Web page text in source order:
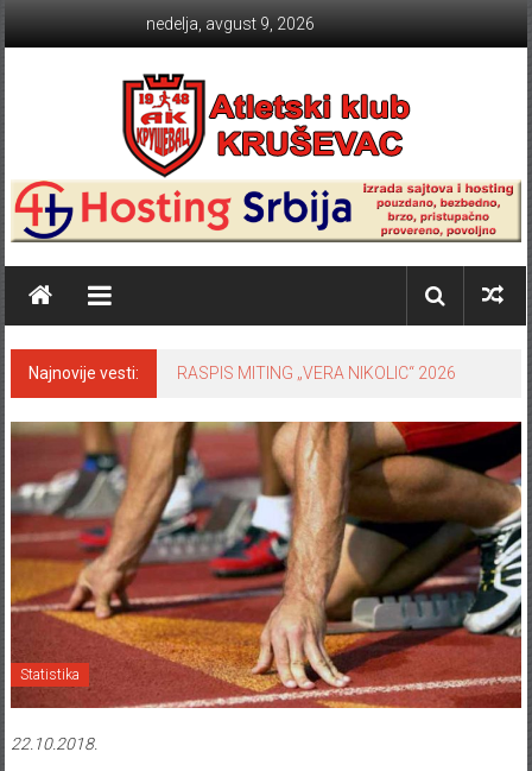
nedelja, avgust 9, 2026
Atletski klub KRUŠEVAC
Najnovije vesti: RASPIS MITING „VERA NIKOLIC“ 2026
Statistika
22.10.2018.